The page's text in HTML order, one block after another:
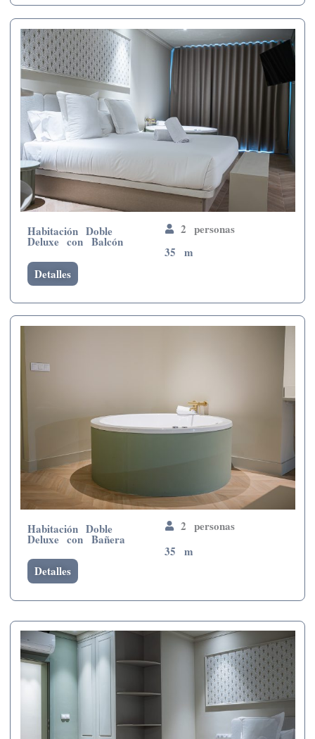
Habitación Doble
Deluxe con Balcón
Detalles
2 personas
35 m
Habitación Doble
Deluxe con Bañera
Detalles
2 personas
35 m